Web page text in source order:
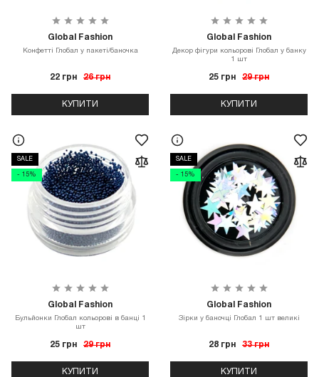
Global Fashion
Конфетті Глобал у пакеті/баночка
22 грн 26 грн
КУПИТИ
Global Fashion
Декор фігури кольорові Глобал у банку
1 шт
25 грн 29 грн
КУПИТИ
SALE
- 15%
Global Fashion
Бульйонки Глобал кольорові в банці 1
шт
25 грн 29 грн
КУПИТИ
SALE
- 15%
Global Fashion
Зірки у баночці Глобал 1 шт великі
28 грн 33 грн
КУПИТИ